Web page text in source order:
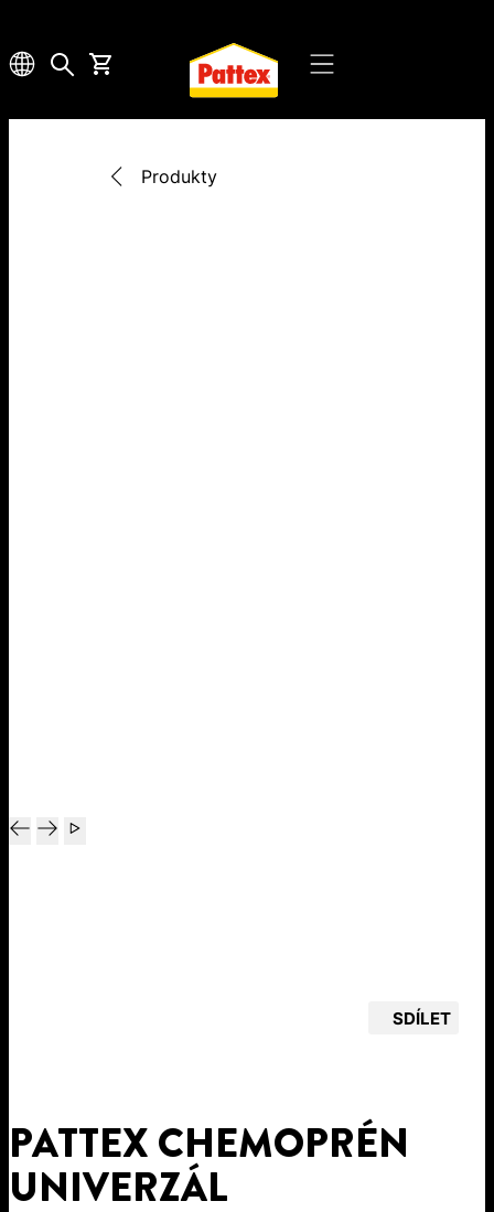
Produkty
SDÍLET
PATTEX CHEMOPRÉN
UNIVERZÁL